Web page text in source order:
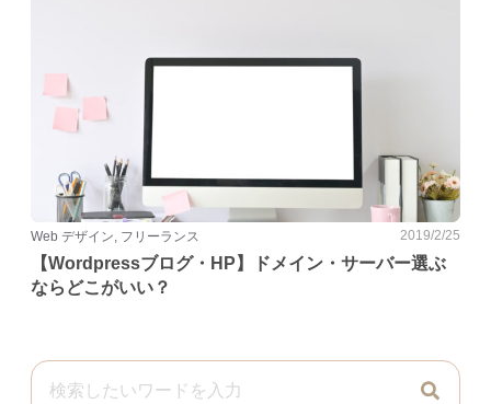
Web デザイン, フリーランス 2019/2/25
【Wordpressブログ・HP】ドメイン・サーバー選ぶ
ならどこがいい？